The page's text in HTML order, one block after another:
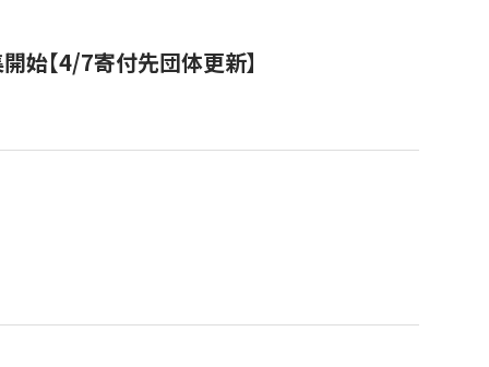
始【4/7寄付先団体更新】